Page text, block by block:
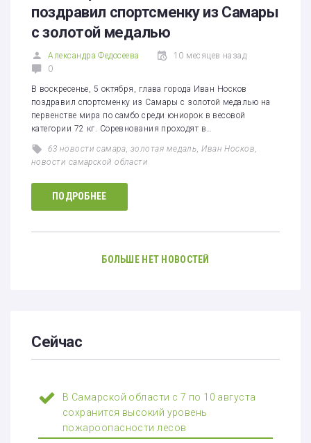
поздравил спортсменку из Самары
с золотой медалью
Александра Федосеева
10 месяцев назад
0
В воскресенье, 5 октября, глава города Иван Носков
поздравил спортсменку из Самары с золотой медалью на
первенстве мира по самбо среди юниорок в весовой
категории 72 кг. Соревнования проходят в…
63 новости самара ,золотая медаль ,Иван Носков
новости самарской области
ПОДРОБНЕЕ
БОЛЬШЕ НЕТ НОВОСТЕЙ
Сейчас
В Самарской области с 7 по 10 августа
сохранится высокий уровень
пожароопасности лесов